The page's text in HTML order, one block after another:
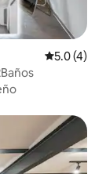
5.0 (4)